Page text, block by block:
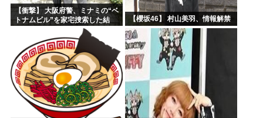
【衝撃】 大阪府警、ミナミの“ベ
トナムビル”を家宅捜索した結
【櫻坂46】 村山美羽、情報解禁